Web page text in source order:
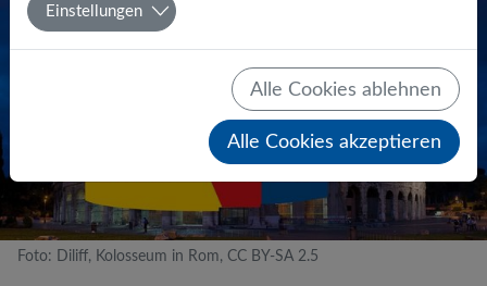
Foto: Diliff, Kolosseum in Rom, CC BY-SA 2.5
Einstellungen
Alle Cookies ablehnen
Alle Cookies akzeptieren